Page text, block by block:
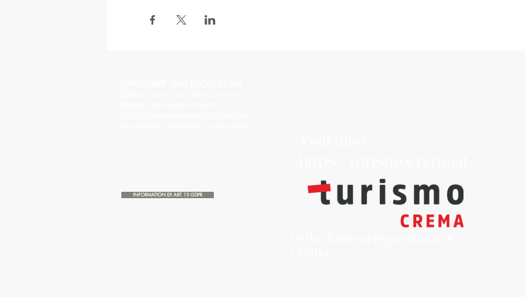
INFORMATION EX ART. 13 GDPR